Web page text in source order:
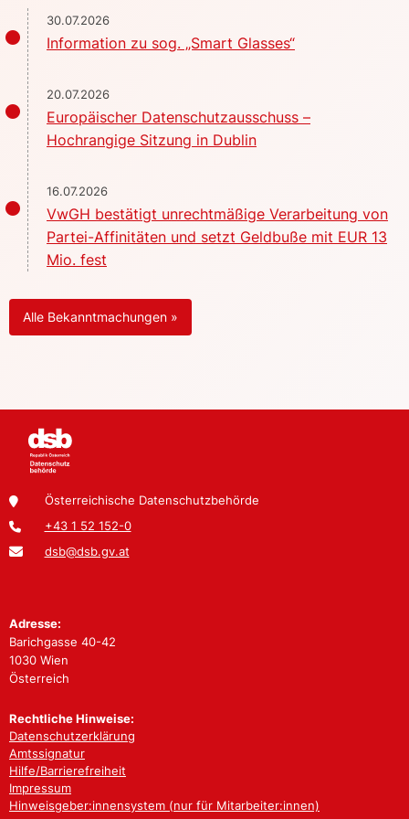
30.07.2026
Information zu sog. „Smart Glasses“
20.07.2026
Europäischer Datenschutzausschuss –
Hochrangige Sitzung in Dublin
16.07.2026
VwGH bestätigt unrechtmäßige Verarbeitung von
Partei-Affinitäten und setzt Geldbuße mit EUR 13
Mio. fest
Alle Bekanntmachungen »
Österreichische Datenschutzbehörde
+43 1 52 152-0
dsb@dsb.gv.at
Adresse:
Barichgasse 40-42
1030 Wien
Österreich
Rechtliche Hinweise:
Datenschutzerklärung
Amtssignatur
Hilfe/Barrierefreiheit
Impressum
Hinweisgeber:innensystem (nur für Mitarbeiter:innen)